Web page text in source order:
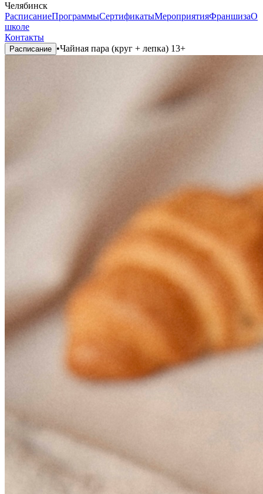
Челябинск
РасписаниеПрограммыСертификатыМероприятияФраншизаО
школе
Контакты
Расписание •Чайная пара (круг + лепка) 13+